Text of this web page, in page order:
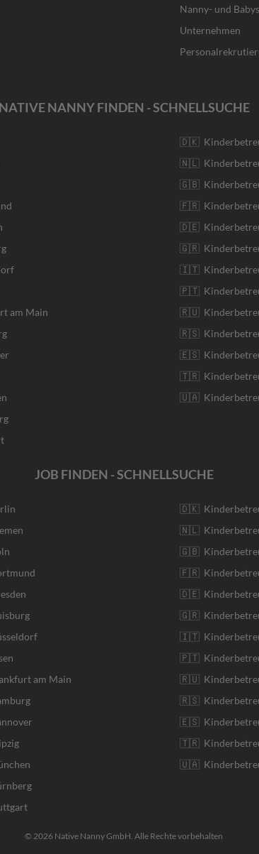
Nanny- und
Unternehmen
NATIVE NANNY FINDEN - SCHNELLSUCHE
am Main
🇩🇰
🇳🇱
🇬🇧
🇫🇷
🇩🇪
🇬🇷
🇮🇹
🇵🇹
🇷🇺
🇷🇸
🇪🇸
🇹🇷
🇺🇦
JOB FINDEN - SCHNELLSUCHE
am Main
🇩🇰
🇳🇱
🇬🇧
🇫🇷
🇩🇪
🇬🇷
🇮🇹
🇵🇹
🇷🇺
🇷🇸
🇪🇸
🇹🇷
🇺🇦
© 2026 Native Nanny GmbH. Alle Rechte vorbehalten